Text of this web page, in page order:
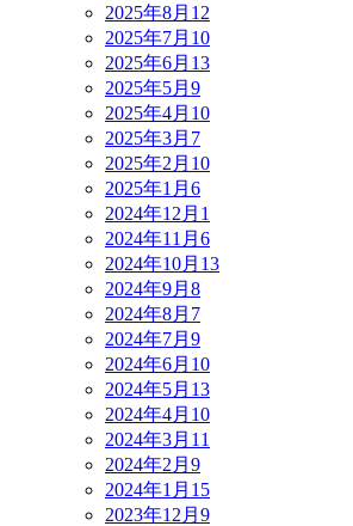
2025年8月 12
2025年7月 10
2025年6月 13
2025年5月 9
2025年4月 10
2025年3月 7
2025年2月 10
2025年1月 6
2024年12月 1
2024年11月 6
2024年10月 13
2024年9月 8
2024年8月 7
2024年7月 9
2024年6月 10
2024年5月 13
2024年4月 10
2024年3月 11
2024年2月 9
2024年1月 15
2023年12月 9